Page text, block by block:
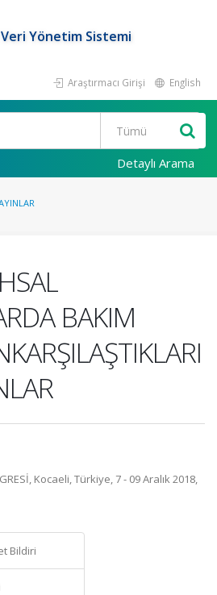
Yönetim Sistemi
Araştırmacı Girişi English
Detaylı Arama
BAKIM
Kocaeli, Türkiye, 7 - 09 Aralık 2018,
Bildiri